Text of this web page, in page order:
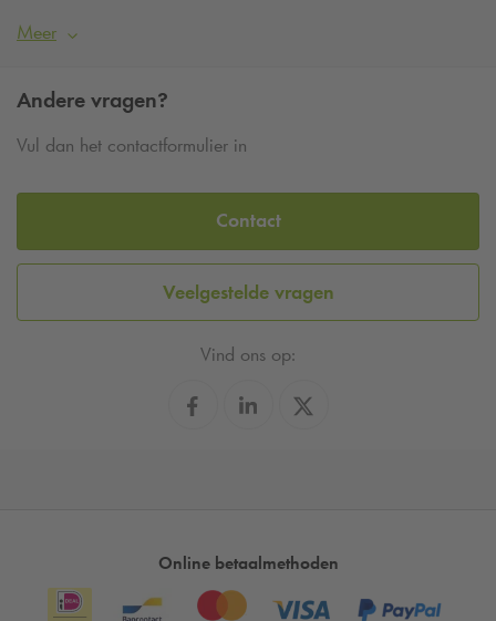
Meer
Andere vragen?
Vul dan het contactformulier in
Contact
Veelgestelde vragen
Vind ons op:
Online betaalmethoden